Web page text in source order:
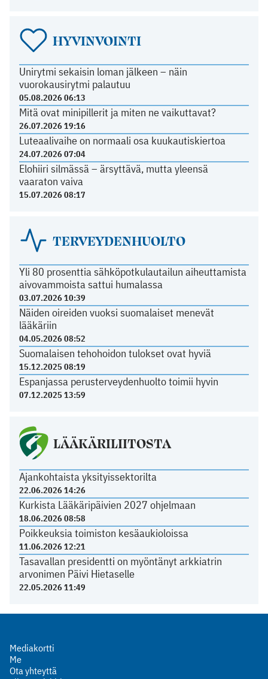
HYVINVOINTI
Unirytmi sekaisin loman jälkeen – näin
vuorokausirytmi palautuu
05.08.2026 06:13
Mitä ovat minipillerit ja miten ne vaikuttavat?
26.07.2026 19:16
Luteaalivaihe on normaali osa kuukautiskiertoa
24.07.2026 07:04
Elohiiri silmässä – ärsyttävä, mutta yleensä
vaaraton vaiva
15.07.2026 08:17
TERVEYDENHUOLTO
Yli 80 prosenttia sähköpotkulautailun aiheuttamista
aivovammoista sattui humalassa
03.07.2026 10:39
Näiden oireiden vuoksi suomalaiset menevät
lääkäriin
04.05.2026 08:52
Suomalaisen tehohoidon tulokset ovat hyviä
15.12.2025 08:19
Espanjassa perusterveydenhuolto toimii hyvin
07.12.2025 13:59
LÄÄKÄRILIITOSTA
Ajankohtaista yksityissektorilta
22.06.2026 14:26
Kurkista Lääkäripäivien 2027 ohjelmaan
18.06.2026 08:58
Poikkeuksia toimiston kesäaukioloissa
11.06.2026 12:21
Tasavallan presidentti on myöntänyt arkkiatrin
arvonimen Päivi Hietaselle
22.05.2026 11:49
Mediakortti
Me
Ota yhteyttä